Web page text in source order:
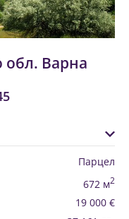
обл. Варна
Парцел
672 м2
19 000 €